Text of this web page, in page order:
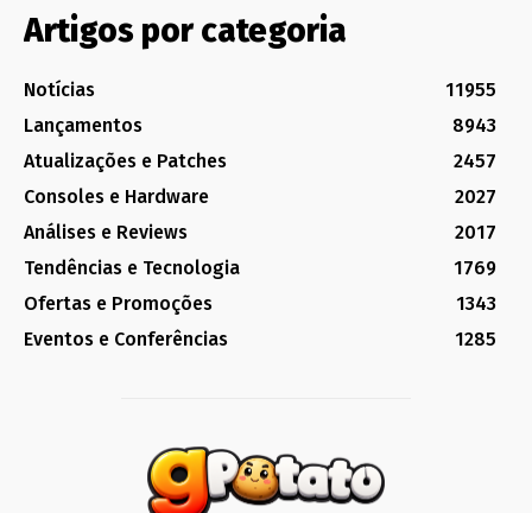
Artigos por categoria
Notícias
11955
Lançamentos
8943
Atualizações e Patches
2457
Consoles e Hardware
2027
Análises e Reviews
2017
Tendências e Tecnologia
1769
Ofertas e Promoções
1343
Eventos e Conferências
1285